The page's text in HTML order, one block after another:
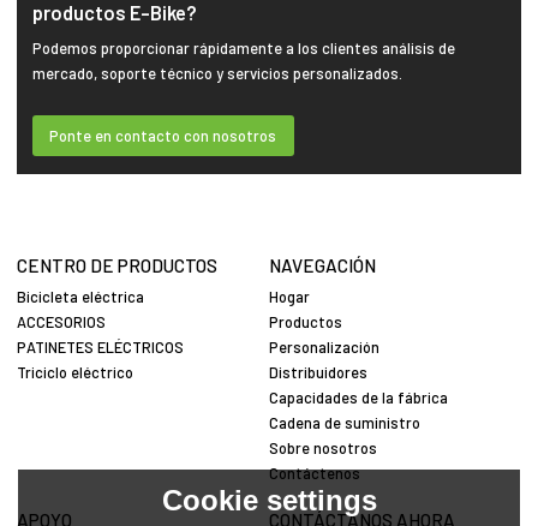
productos E-Bike?
Podemos proporcionar rápidamente a los clientes análisis de
mercado, soporte técnico y servicios personalizados.
Ponte en contacto con nosotros
CENTRO DE PRODUCTOS
Bicicleta eléctrica
ACCESORIOS
PATINETES ELÉCTRICOS
Triciclo eléctrico
NAVEGACIÓN
Hogar
Productos
Personalización
Distribuidores
Capacidades de la fábrica
Cadena de suministro
Sobre nosotros
Contáctenos
APOYO CONTÁCTANOS AHORA
Cookie settings